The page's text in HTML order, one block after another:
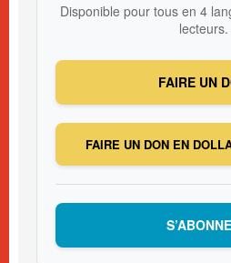
Disponible pour tous en 4
lecteurs.
FAIRE UN
FAIRE UN DON EN